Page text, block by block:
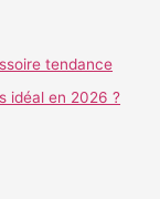
tendance
idéal en 2026 ?